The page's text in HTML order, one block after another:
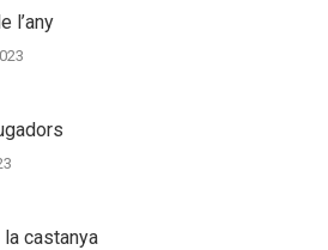
l’any
castanya